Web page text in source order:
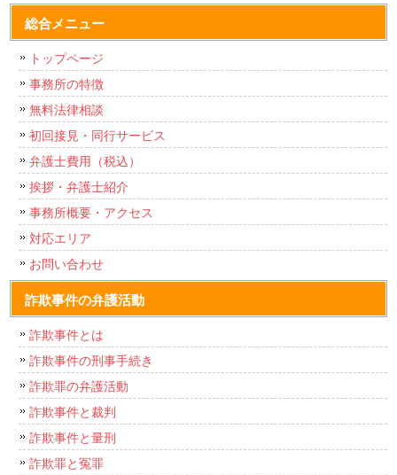
総合メニュー
トップページ
事務所の特徴
無料法律相談
初回接見・同行サービス
弁護士費用（税込）
挨拶・弁護士紹介
事務所概要・アクセス
対応エリア
お問い合わせ
詐欺事件の弁護活動
詐欺事件とは
詐欺事件の刑事手続き
詐欺罪の弁護活動
詐欺事件と裁判
詐欺事件と量刑
詐欺罪と冤罪